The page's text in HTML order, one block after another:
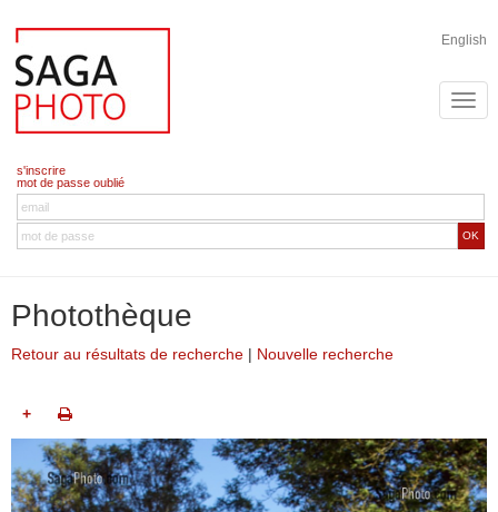
English
s'inscrire
mot de passe oublié
OK
Photothèque
Retour au résultats de recherche | Nouvelle recherche
+